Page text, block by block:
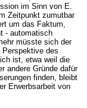
im Sinn von E.
Zeitpunkt zumutbar
um das Faktum,
- automatisch
müsste sich der
Perspektive des
ist, etwa weil die
andere Gründe dafür
finden, bleibt
Erwerbsarbeit von